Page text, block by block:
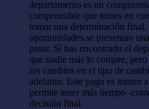
departamento es un
comprensible que tomes en
tomar una determinación
oportunidades se presentan
pasar. Si has encontrado el
que nadie más lo compre,
los cambios en el tipo de
adelanto. Este pago es menor
permite tener más tiempo -
decisión final.